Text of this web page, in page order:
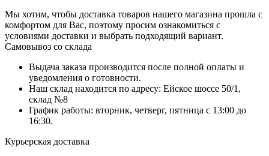
Мы хотим, чтобы доставка товаров нашего магазина прошла с
комфортом для Вас, поэтому просим ознакомиться с
условиями доставки и выбрать подходящий вариант.
Самовывоз со склада
Выдача заказа производится после полной оплаты и
уведомления о готовности.
Наш склад находится по адресу: Ейское шоссе 50/1,
склад №8
График работы: вторник, четверг, пятница с 13:00 до
16:30.
Курьерская доставка